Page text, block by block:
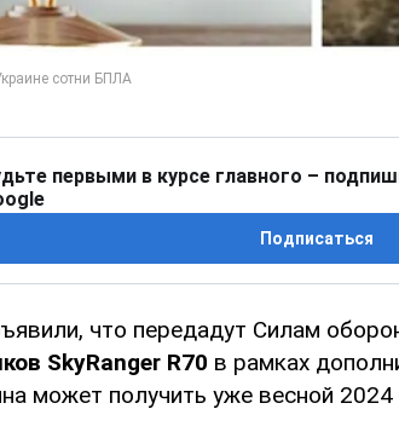
первыми в курсе главного –
Подписаться
что передадут Силам
SkyRanger R70 в рамках
может получить уже весной 2024